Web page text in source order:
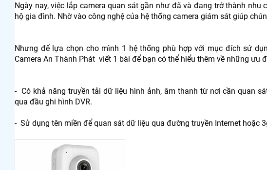
Ngày nay, việc lắp camera quan sát gần như đã và đang trở thành nhu
hộ gia đình. Nhờ vào công nghệ của hệ thống camera giám sát giúp
Nhưng để lựa chọn cho mình 1 hệ thống phù hợp với mục đích sử
Camera An Thành Phát viết 1 bài để bạn có thể hiểu thêm về những ưu
- Có khả năng truyền tải dữ liệu hình ảnh, âm thanh từ nơi cần quan
qua đầu ghi hình DVR.
- Sử dụng tên miền để quan sát dữ liệu qua đường truyền Internet hoặc